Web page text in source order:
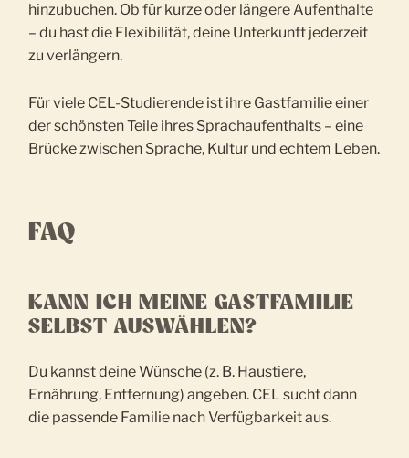
hinzubuchen. Ob für kurze oder längere Aufenthalte
– du hast die Flexibilität, deine Unterkunft jederzeit
zu verlängern.
Für viele CEL-Studierende ist ihre Gastfamilie einer
der schönsten Teile ihres Sprachaufenthalts – eine
Brücke zwischen Sprache, Kultur und echtem Leben.
FAQ
KANN ICH MEINE GASTFAMILIE
SELBST AUSWÄHLEN?
Du kannst deine Wünsche (z. B. Haustiere,
Ernährung, Entfernung) angeben. CEL sucht dann
die passende Familie nach Verfügbarkeit aus.